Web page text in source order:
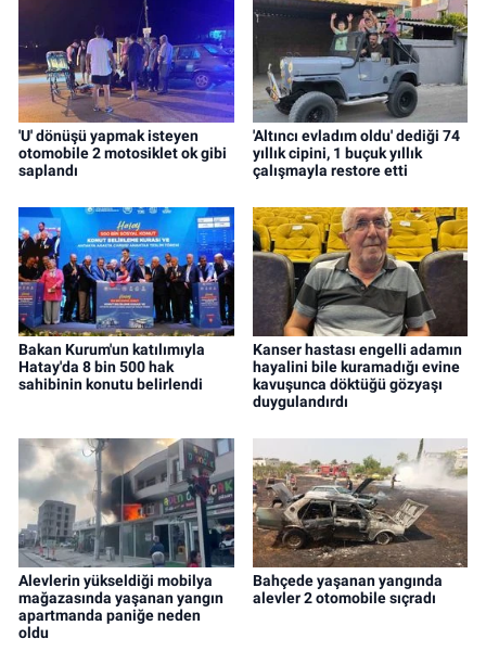
'U' dönüşü yapmak isteyen
otomobile 2 motosiklet ok gibi
saplandı
'Altıncı evladım oldu' dediği 74
yıllık cipini, 1 buçuk yıllık
çalışmayla restore etti
Bakan Kurum'un katılımıyla
Hatay'da 8 bin 500 hak
sahibinin konutu belirlendi
Kanser hastası engelli adamın
hayalini bile kuramadığı evine
kavuşunca döktüğü gözyaşı
duygulandırdı
Alevlerin yükseldiği mobilya
mağazasında yaşanan yangın
apartmanda paniğe neden
oldu
Bahçede yaşanan yangında
alevler 2 otomobile sıçradı